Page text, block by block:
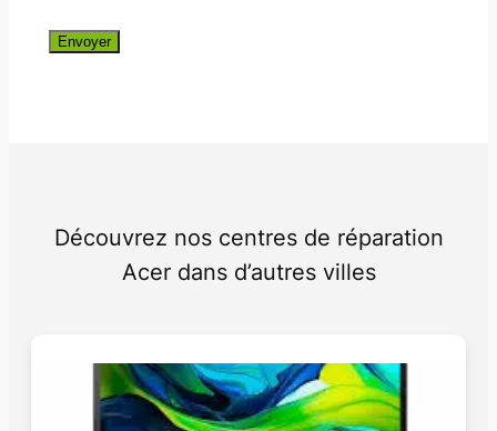
Envoyer
Découvrez nos centres de réparation
Acer dans d’autres villes